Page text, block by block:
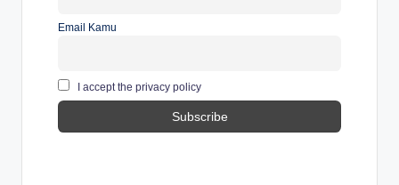
Email Kamu
I accept the privacy policy